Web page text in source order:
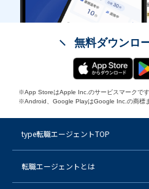
無料ダウンロ
※App StoreはApple Inc.のサービスマークです
※Android、Google PlayはGoogle Inc.の商標
type転職エージェントTOP
転職エージェントとは